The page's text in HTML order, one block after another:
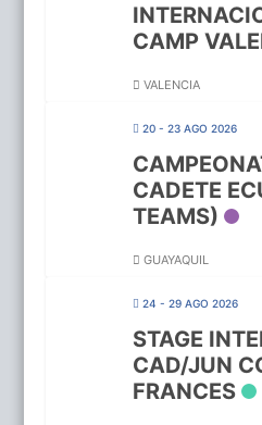
CAMP
VALENCIA
20 - 23 AGO 2026
CADETE
TEAMS)
GUAYAQUIL
24 - 29 AGO 2026
STAGE
CAD/JUN
FRANCES